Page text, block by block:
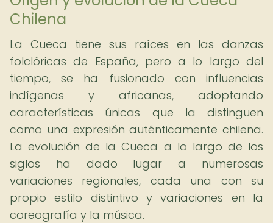
Chilena
La Cueca tiene sus raíces en las danzas
folclóricas de España, pero a lo largo del
tiempo, se ha fusionado con influencias
indígenas y africanas, adoptando
características únicas que la distinguen
como una expresión auténticamente chilena.
La evolución de la Cueca a lo largo de los
siglos ha dado lugar a numerosas
variaciones regionales, cada una con su
propio estilo distintivo y variaciones en la
coreografía y la música.